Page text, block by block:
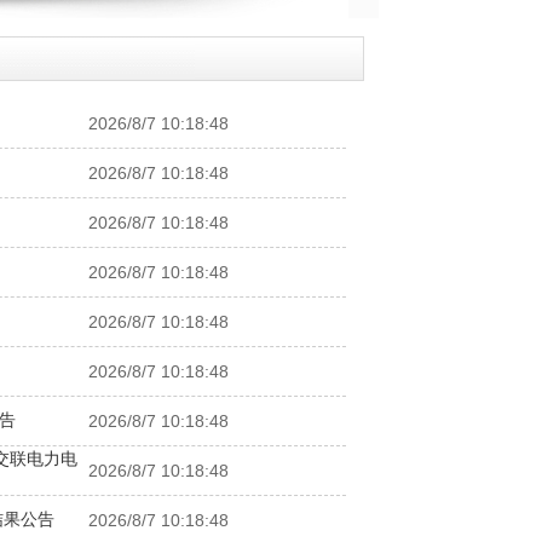
2026/8/7 10:18:48
2026/8/7 10:18:48
2026/8/7 10:18:48
2026/8/7 10:18:48
2026/8/7 10:18:48
2026/8/7 10:18:48
2026/8/7 10:18:48
联电力电
2026/8/7 10:18:48
果公告 2026/8/7 10:18:48